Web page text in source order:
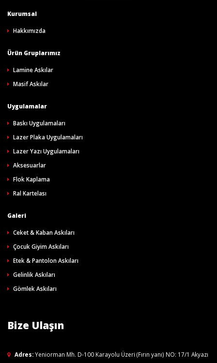
Kurumsal
Hakkımızda
Ürün Gruplarımız
Lamine Askılar
Masif Askılar
Uygulamalar
Baskı Uygulamaları
Lazer Plaka Uygulamaları
Lazer Yazı Uygulamaları
Aksesuarlar
Flok Kaplama
Ral Kartelası
Galeri
Ceket & Kaban Askıları
Çocuk Giyim Askıları
Etek & Pantolon Askıları
Gelinlik Askıları
Gömlek Askıları
Bize Ulaşın
Adres:Yeniorman Mh. D-100 Karayolu Üzeri (Fırın yanı) NO: 17/1 Akyazı